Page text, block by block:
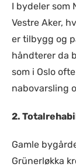
I bydeler som
Vestre Aker,
er tilbygg og
håndterer da
som i Oslo
nabovarsling
2.
Gamle
Grünerløkka